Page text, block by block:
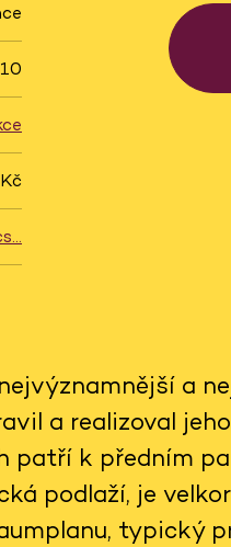
a
a realizoval
patří k předním
podlaží, je
typický